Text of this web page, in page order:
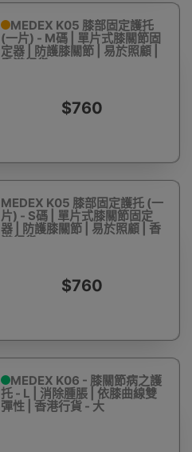
MEDEX K05 膝部固定護托
(一片) - M碼 | 單片式膝關節固
定器 | 防護膝關節 | 易於照顧 |
香港行貨
$760
MEDEX K05 膝部固定護托 (一
片) - S碼 | 單片式膝關節固定
器 | 防護膝關節 | 易於照顧 | 香
港行貨
$760
MEDEX K06 - 膝關節病之護
托 - L | 消除腫脹 | 依膝曲線雙
彈性 | 香港行貨 - 大